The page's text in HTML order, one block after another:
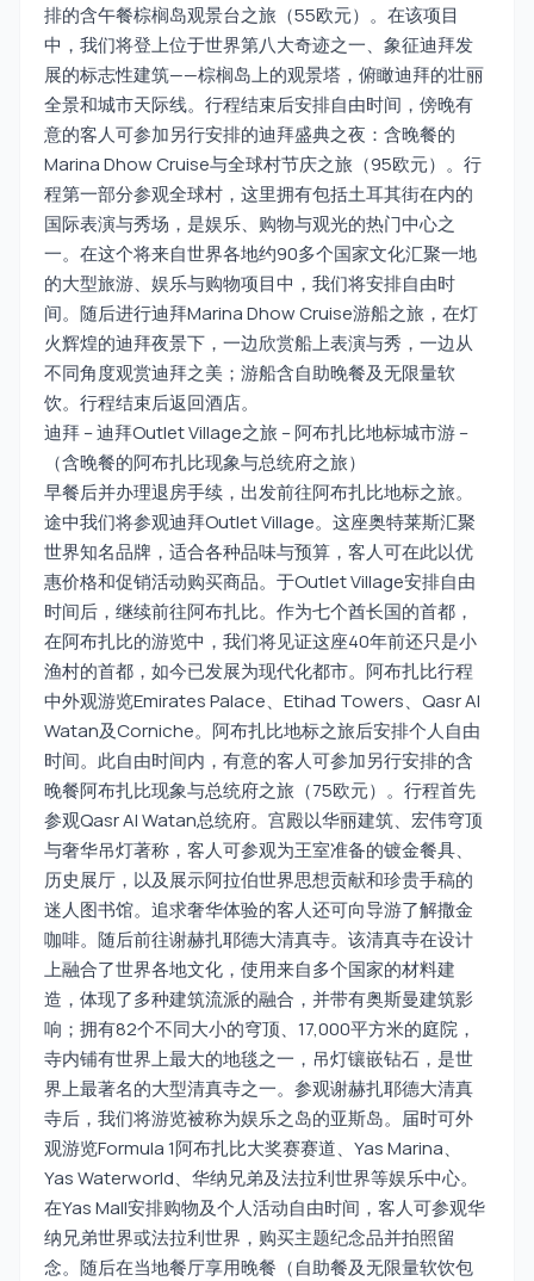
排的含午餐棕榈岛观景台之旅（55欧元）。在该项目
中，我们将登上位于世界第八大奇迹之一、象征迪拜发
展的标志性建筑——棕榈岛上的观景塔，俯瞰迪拜的壮丽
全景和城市天际线。行程结束后安排自由时间，傍晚有
意的客人可参加另行安排的迪拜盛典之夜：含晚餐的
Marina Dhow Cruise与全球村节庆之旅（95欧元）。行
程第一部分参观全球村，这里拥有包括土耳其街在内的
国际表演与秀场，是娱乐、购物与观光的热门中心之
一。在这个将来自世界各地约90多个国家文化汇聚一地
的大型旅游、娱乐与购物项目中，我们将安排自由时
间。随后进行迪拜Marina Dhow Cruise游船之旅，在灯
火辉煌的迪拜夜景下，一边欣赏船上表演与秀，一边从
不同角度观赏迪拜之美；游船含自助晚餐及无限量软
饮。行程结束后返回酒店。
迪拜 – 迪拜Outlet Village之旅 – 阿布扎比地标城市游 –
（含晚餐的阿布扎比现象与总统府之旅）
早餐后并办理退房手续，出发前往阿布扎比地标之旅。
途中我们将参观迪拜Outlet Village。这座奥特莱斯汇聚
世界知名品牌，适合各种品味与预算，客人可在此以优
惠价格和促销活动购买商品。于Outlet Village安排自由
时间后，继续前往阿布扎比。作为七个酋长国的首都，
在阿布扎比的游览中，我们将见证这座40年前还只是小
渔村的首都，如今已发展为现代化都市。阿布扎比行程
中外观游览Emirates Palace、Etihad Towers、Qasr Al
Watan及Corniche。阿布扎比地标之旅后安排个人自由
时间。此自由时间内，有意的客人可参加另行安排的含
晚餐阿布扎比现象与总统府之旅（75欧元）。行程首先
参观Qasr Al Watan总统府。宫殿以华丽建筑、宏伟穹顶
与奢华吊灯著称，客人可参观为王室准备的镀金餐具、
历史展厅，以及展示阿拉伯世界思想贡献和珍贵手稿的
迷人图书馆。追求奢华体验的客人还可向导游了解撒金
咖啡。随后前往谢赫扎耶德大清真寺。该清真寺在设计
上融合了世界各地文化，使用来自多个国家的材料建
造，体现了多种建筑流派的融合，并带有奥斯曼建筑影
响；拥有82个不同大小的穹顶、17,000平方米的庭院，
寺内铺有世界上最大的地毯之一，吊灯镶嵌钻石，是世
界上最著名的大型清真寺之一。参观谢赫扎耶德大清真
寺后，我们将游览被称为娱乐之岛的亚斯岛。届时可外
观游览Formula 1阿布扎比大奖赛赛道、Yas Marina、
Yas Waterworld、华纳兄弟及法拉利世界等娱乐中心。
在Yas Mall安排购物及个人活动自由时间，客人可参观华
纳兄弟世界或法拉利世界，购买主题纪念品并拍照留
念。随后在当地餐厅享用晚餐（自助餐及无限量软饮包